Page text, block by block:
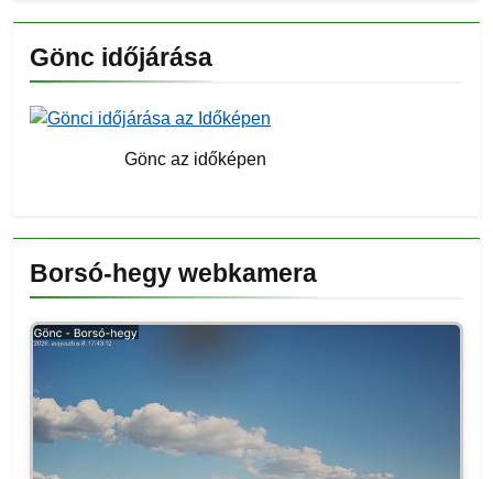
Gönc időjárása
Gönc az időképen
Borsó-hegy webkamera